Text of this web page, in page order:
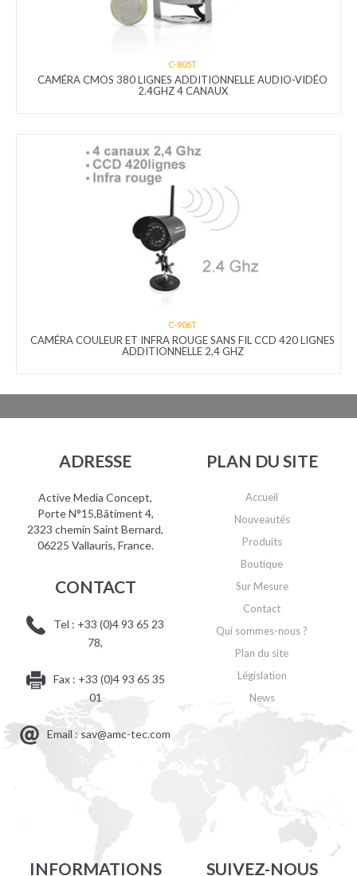
C-805T
CAMÉRA CMOS 380 LIGNES ADDITIONNELLE AUDIO-VIDÉO
2.4GHZ 4 CANAUX
C-906T
CAMÉRA COULEUR ET INFRA ROUGE SANS FIL CCD 420 LIGNES
ADDITIONNELLE 2,4 GHZ
ADRESSE
Active Media Concept,
Porte N°15,Bâtiment 4,
2323 chemin Saint Bernard,
06225 Vallauris, France.
CONTACT
Tel : +33 (0)4 93 65 23
78,
Fax : +33 (0)4 93 65 35
01
Email : sav@amc-tec.com
PLAN DU SITE
Accueil
Nouveautés
Produits
Boutique
Sur Mesure
Contact
Qui sommes-nous ?
Plan du site
Législation
News
INFORMATIONS SUIVEZ-NOUS